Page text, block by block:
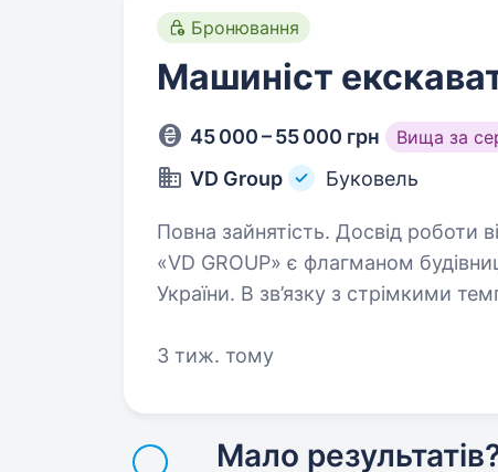
Бронювання
Машиніст
45 000 – 55 000 грн Вища за
VD Group Буковель
Повна зайнятість. Досвід роботи
«VD GROUP» є флагманом
України. В зв’язку з стрімкими
екскаватора. Обов’язки:…
3 тиж. тому
Мало